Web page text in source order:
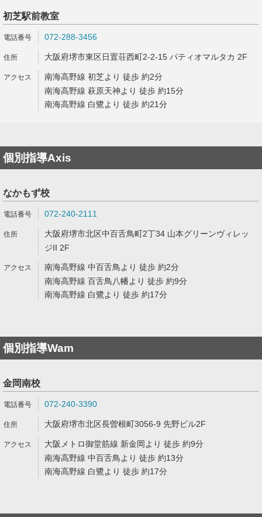
初芝駅前教室
072-288-3456
大阪府堺市東区日置荘西町2-2-15 パティオマルタカ 2F
南海高野線 初芝より 徒歩 約2分
南海高野線 萩原天神より 徒歩 約15分
南海高野線 白鷺より 徒歩 約21分
個別指導Axis
なかもず校
072-240-2111
大阪府堺市北区中百舌鳥町2丁34 山本グリーンヴィレッ
ジII 2F
南海高野線 中百舌鳥より 徒歩 約2分
南海高野線 百舌鳥八幡より 徒歩 約9分
南海高野線 白鷺より 徒歩 約17分
個別指導Wam
金岡南校
072-240-3390
大阪府堺市北区長曽根町3056-9 先野ビル2F
大阪メトロ御堂筋線 新金岡より 徒歩 約9分
南海高野線 中百舌鳥より 徒歩 約13分
南海高野線 白鷺より 徒歩 約17分